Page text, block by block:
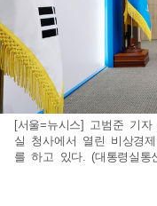
[서울=뉴시스] 고범준 기
실 청사에서 열린 비상경
를 하고 있다. (대통령실통